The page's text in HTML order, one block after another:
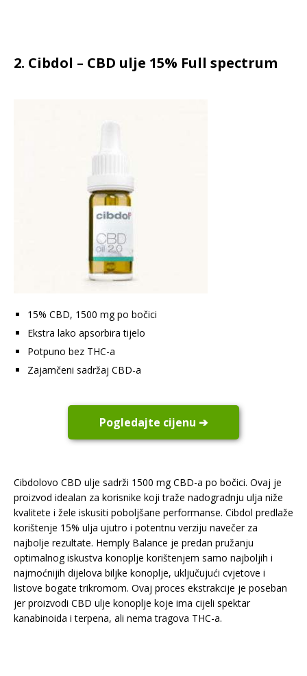
2. Cibdol – CBD ulje 15% Full spectrum
15% CBD, 1500 mg po bočici
Ekstra lako apsorbira tijelo
Potpuno bez THC-a
Zajamčeni sadržaj CBD-a
Pogledajte cijenu ➔
Cibdolovo CBD ulje sadrži 1500 mg CBD-a po bočici. Ovaj je
proizvod idealan za korisnike koji traže nadogradnju ulja niže
kvalitete i žele iskusiti poboljšane performanse. Cibdol predlaže
korištenje 15% ulja ujutro i potentnu verziju navečer za
najbolje rezultate. Hemply Balance je predan pružanju
optimalnog iskustva konoplje korištenjem samo najboljih i
najmoćnijih dijelova biljke konoplje, uključujući cvjetove i
listove bogate trikromom. Ovaj proces ekstrakcije je poseban
jer proizvodi CBD ulje konoplje koje ima cijeli spektar
kanabinoida i terpena, ali nema tragova THC-a.